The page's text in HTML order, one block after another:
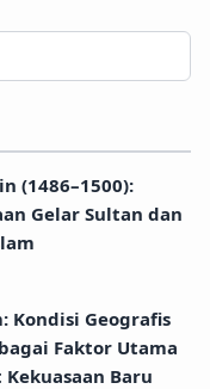
(1486–1500):
Gelar Sultan dan
Kondisi Geografis
Faktor Utama
Baru